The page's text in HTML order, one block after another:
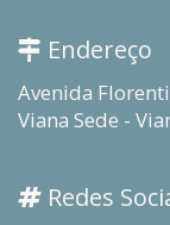
Endereço
Avenida
Viana Sede -
Redes